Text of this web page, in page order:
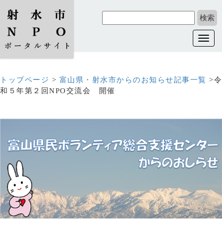
トップページ > 富山県・射水市からのお知らせ記事一覧 >令
和５年第２回NPO交流会 開催